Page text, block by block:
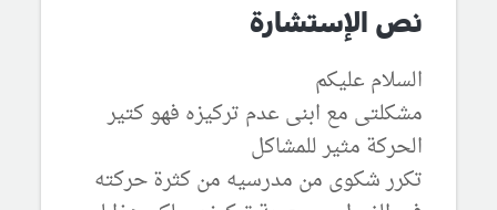
نص الإستشارة
السلام عليكم
مشكلتى مع ابنى عدم تركيزه فهو كتير
الحركة مثير للمشاكل
تكرر شكوى من مدرسيه من كثرة حركته